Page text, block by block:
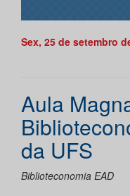
Sex, 25 de setembro
Aula
da UFS
Biblioteconomia EAD